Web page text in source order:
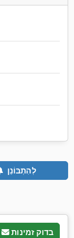
לְהִתְבּוֹנֵן
בדוק זמינות